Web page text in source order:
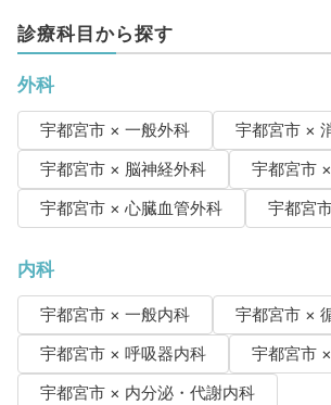
診療科目から探す
外科
宇都宮市 × 一般外科
宇都宮市 ×
宇都宮市 × 脳神経外科
宇都宮市
宇都宮市 × 心臓血管外科
宇都宮
内科
宇都宮市 × 一般内科
宇都宮市 ×
宇都宮市 × 呼吸器内科
宇都宮市
宇都宮市 × 内分泌・代謝内科